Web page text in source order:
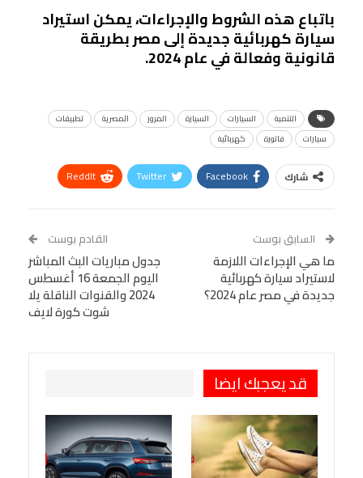
باتباع هذه الشروط والإجراءات، يمكن استيراد
سيارة كهربائية جديدة إلى مصر بطريقة
قانونية وفعالة في عام 2024.
التنمية السيارات السيارة المرور المصرية
تطبيقات
سيارات
فاتورة كهربائية
شارك Facebook
Twitter
ReddIt
Tumblr
البريد الإلكتروني
StumbleUpon
VK
Digg
LINE
BlackBerry
Viber
السابق بوست
ما هي الإجراءات اللازمة
لاستيراد سيارة كهربائية
جديدة في مصر عام 2024؟
القادم بوست
جدول مباريات البث المباشر
اليوم الجمعة 16 أغسطس
2024 والقنوات الناقلة يلا
شوت كورة لايف
قد يعجبك ايضا